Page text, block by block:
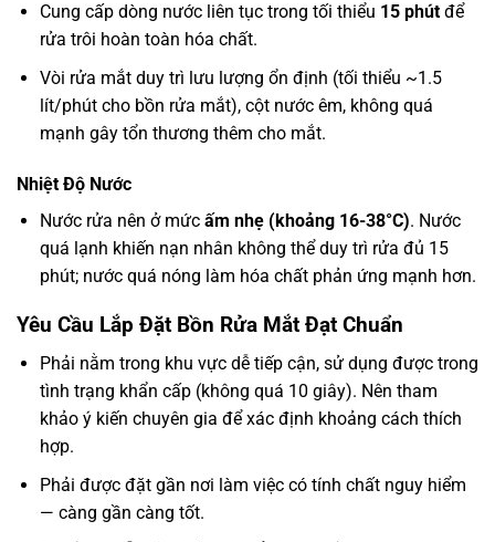
Cung cấp dòng nước liên tục trong tối thiểu 15 phútđể
rửa trôi hoàn toàn hóa chất.
Vòi rửa mắt duy trì lưu lượng ổn định (tối thiểu ~1.5
lít/phút cho bồn rửa mắt), cột nước êm, không quá
mạnh gây tổn thương thêm cho mắt.
Nhiệt Độ Nước
Nước rửa nên ở mức ấm nhẹ (khoảng 16-38°C). Nước
quá lạnh khiến nạn nhân không thể duy trì rửa đủ 15
phút; nước quá nóng làm hóa chất phản ứng mạnh hơn.
Yêu Cầu Lắp Đặt Bồn Rửa Mắt Đạt Chuẩn
Phải nằm trong khu vực dễ tiếp cận, sử dụng được trong
tình trạng khẩn cấp (không quá 10 giây). Nên tham
khảo ý kiến chuyên gia để xác định khoảng cách thích
hợp.
Phải được đặt gần nơi làm việc có tính chất nguy hiểm
— càng gần càng tốt.